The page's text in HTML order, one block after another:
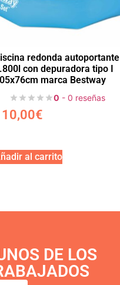
redonda autoportante
con depuradora tipo I
marca Bestway
0 - 0 reseñas
€
al carrito
DE LOS